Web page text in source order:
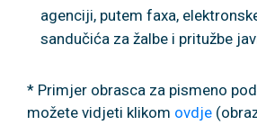
agenciji, putem faxa,
sandučića za žalbe i pritužbe
* Primjer obrasca za pismeno
možete vidjeti klikom ovdje